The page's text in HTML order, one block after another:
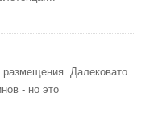
Далековато
- но это